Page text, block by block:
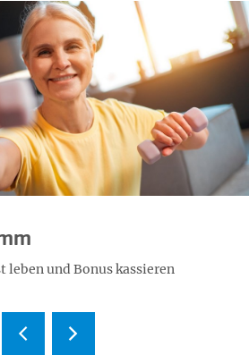
leben und Bonus kassieren